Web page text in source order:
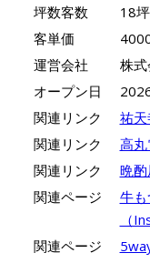
坪数客数
18
客単価
運営会社
株
オープン日
関連リンク
祐天
関連リンク
高丸
関連リンク
晩酌
関連ページ
牛
（
関連ページ